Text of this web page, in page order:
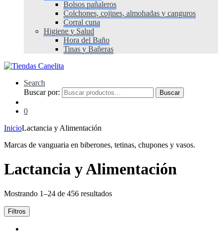
Bolsos pañaleros
Colchones, cojines, almohadas y canguros
Corral cuna
Higiene y Salud
Hora del Baño
Tinas y Bañeras
Search
Buscar por:
Buscar
0
InicioLactancia y Alimentación
Marcas de vanguaria en biberones, tetinas, chupones y vasos.
Lactancia y Alimentación
Mostrando 1–24 de 456 resultados
Filtros